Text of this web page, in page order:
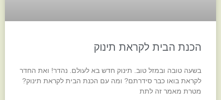
הכנת הבית לקראת תינוק
בשעה טובה ובמזל טוב. תינוק חדש בא לעולם. נהדר! ואת החדר
לקראת בואו כבר סידרתם? ומה עם הכנת הבית לקראת תינוק?
מטרת מאמר זה לתת